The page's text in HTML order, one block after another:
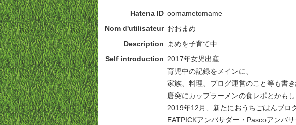
Hatena ID oomametomame
Nom d'utilisateur おおまめ
Description
まめを子育て中
Self introduction 2017年女児出産
育児中の記録をメインに、
家族、料理、ブログ運営のこと等も書
唐突にカップラーメンの食レポとかも
2019年12月、新たにおうちごはんブロ
EATPICKアンバサダー・Pascoアンバ